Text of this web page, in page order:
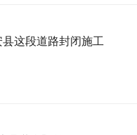
这段道路封闭施工